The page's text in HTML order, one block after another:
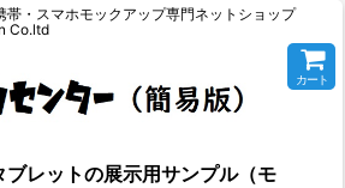
帯・スマホモックアップ専門ネットショップ
Co.ltd
レットの展示用サンプル（モ
カート